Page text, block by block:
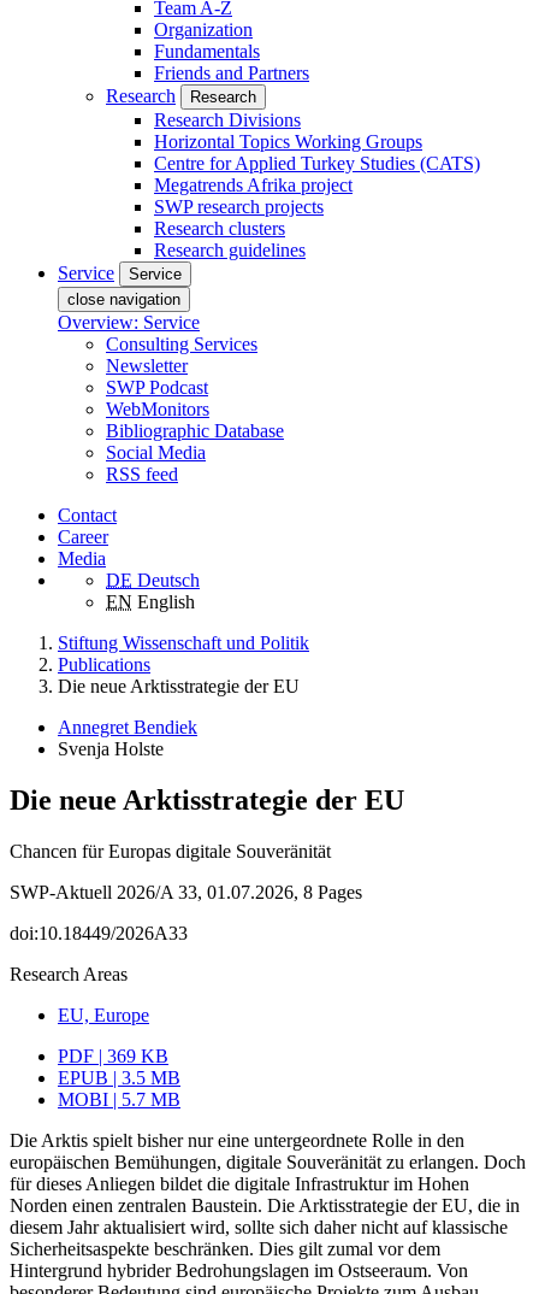
Team A-Z
Organization
Fundamentals
Friends and Partners
Research
Research
Research Divisions
Horizontal Topics Working Groups
Centre for Applied Turkey Studies (CATS)
Megatrends Afrika project
SWP research projects
Research clusters
Research guidelines
Service
Service
close navigation
Overview: Service
Consulting Services
Newsletter
SWP Podcast
WebMonitors
Bibliographic Database
Social Media
RSS feed
Contact
Career
Media
DE Deutsch
EN English
Stiftung Wissenschaft und Politik
Publications
Die neue Arktisstrategie der EU
Annegret Bendiek
Svenja Holste
Die neue Arktisstrategie der EU
Chancen für Europas digitale Souveränität
SWP-Aktuell 2026/A 33, 01.07.2026, 8 Pages
doi:10.18449/2026A33
Research Areas
EU, Europe
PDF | 369 KB
EPUB | 3.5 MB
MOBI | 5.7 MB
Die Arktis spielt bisher nur eine untergeordnete Rolle in den
europäischen Bemü­hun­gen, digitale Souveränität zu erlangen. Doch
für dieses Anliegen bildet die digitale Infrastruktur im Hohen
Norden einen zentralen Baustein. Die Arktisstrategie der EU, die in
diesem Jahr aktualisiert wird, sollte sich daher nicht auf klassische
Sicher­heits­aspekte beschränken. Dies gilt zumal vor dem
Hintergrund hybrider Bedrohungs­lagen im Ostseeraum. Von